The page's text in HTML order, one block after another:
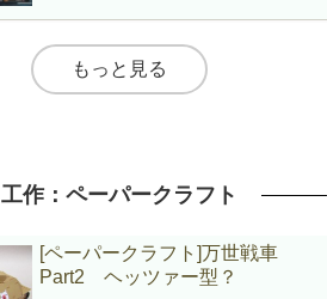
もっと見る
工作：ペーパークラフト
[ペーパークラフト]万世戦車
Part2 ヘッツァー型？